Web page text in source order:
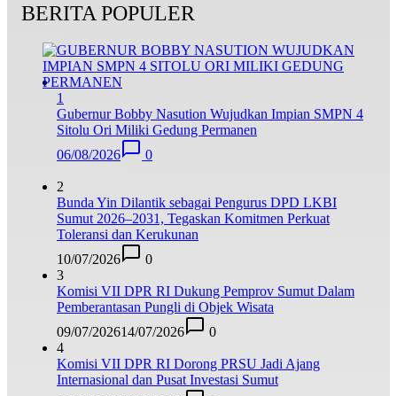
BERITA POPULER
1
Gubernur Bobby Nasution Wujudkan Impian SMPN 4
Sitolu Ori Miliki Gedung Permanen
06/08/2026
0
2
Bunda Yin Dilantik sebagai Pengurus DPD LKBI
Sumut 2026–2031, Tegaskan Komitmen Perkuat
Toleransi dan Kerukunan
10/07/2026
0
3
Komisi VII DPR RI Dukung Pemprov Sumut Dalam
Pemberantasan Pungli di Objek Wisata
09/07/202614/07/2026
0
4
Komisi VII DPR RI Dorong PRSU Jadi Ajang
Internasional dan Pusat Investasi Sumut